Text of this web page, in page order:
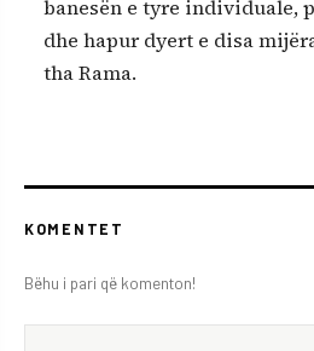
banesën e tyre individuale,
dhe hapur dyert e disa
tha Rama.
KOMENTET
Bëhu i pari që komenton!